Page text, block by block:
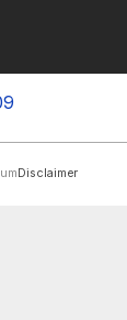
Disclaimer